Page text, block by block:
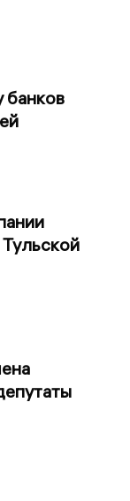
банков